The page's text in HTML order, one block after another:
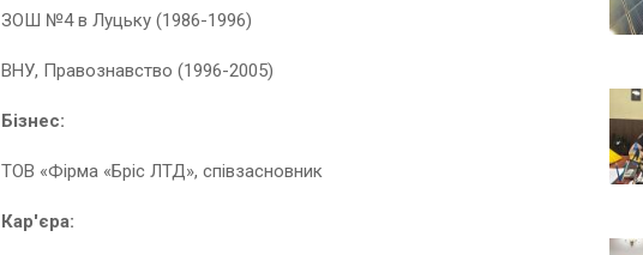
ЗОШ №4 в Луцьку (1986-1996)
ВНУ, Правознавство (1996-2005)
Бізнес:
ТОВ «Фірма «Бріс ЛТД», співзасновник
Кар'єра: